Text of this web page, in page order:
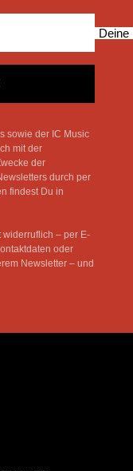
Deine
sowie der IC Music
mit der
der
durch per
findest Du in
widerruflich – per E-
oder
Newsletter – und